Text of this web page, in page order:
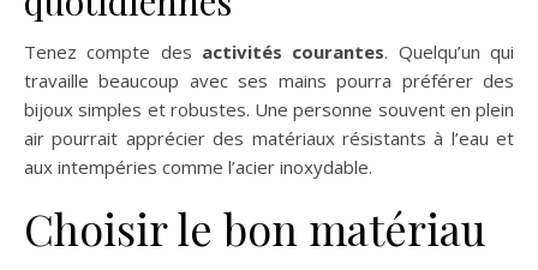
Tenez compte des activités courantes. Quelqu’un qui
travaille beaucoup avec ses mains pourra préférer des
bijoux simples et robustes. Une personne souvent en plein
air pourrait apprécier des matériaux résistants à l’eau et
aux intempéries comme l’acier inoxydable.
Choisir le bon matériau